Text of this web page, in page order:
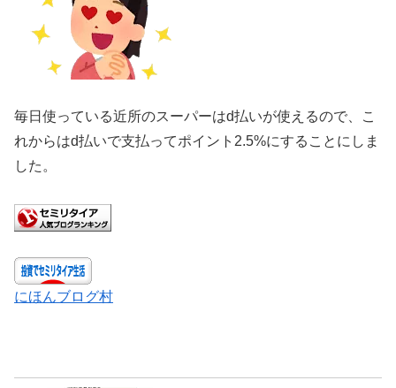
毎日使っている近所のスーパーはd払いが使えるので、こ
れからはd払いで支払ってポイント2.5%にすることにしま
した。
にほんブログ村